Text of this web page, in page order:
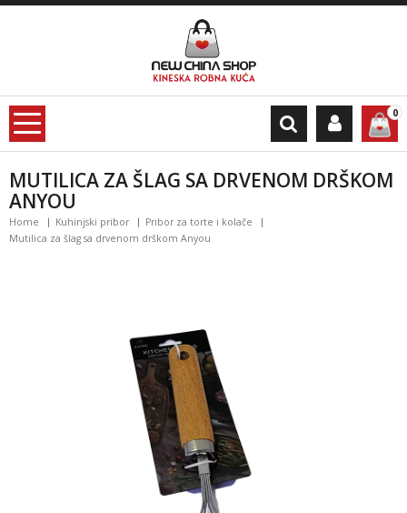
0
MUTILICA ZA ŠLAG SA DRVENOM DRŠKOM
ANYOU
Home Kuhinjski pribor
Pribor za torte i kolače
Mutilica za šlag sa drvenom drškom Anyou